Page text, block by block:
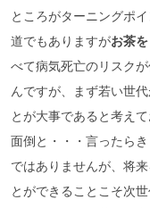
ところがターニングポ
道でもありますがお茶
べて病気死亡のリスク
んですが、まず若い世
とが大事であると考え
面倒と・・・言ったら
ではありませんが、将
とができることこそ次